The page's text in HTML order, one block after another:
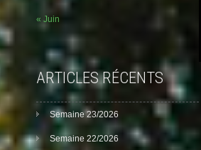
« Juin
ARTICLES RÉCENTS
Semaine 23/2026
Semaine 22/2026